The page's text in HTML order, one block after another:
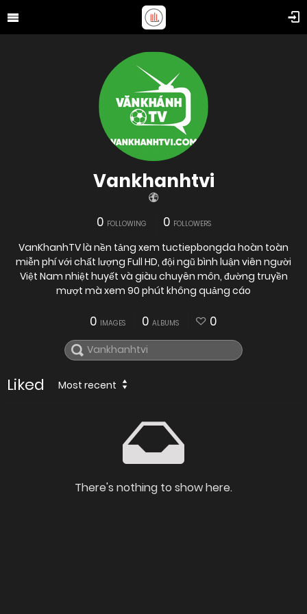
Vankhanhtvi
0 FOLLOWING 0 FOLLOWERS
VanKhanhTV là nền tảng xem tuctiepbongda hoàn toàn
miễn phí với chất lượng Full HD, đội ngũ bình luận viên người
Việt Nam nhiệt huyết và giàu chuyên môn, đường truyền
mượt mà xem 90 phút không quảng cáo
0 IMAGES 0 ALBUMS 0
Liked Most recent
There's nothing to show here.